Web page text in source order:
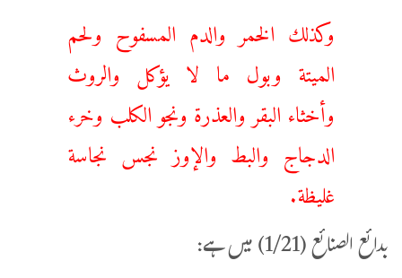
‌وكذلك ‌الخمر ‌والدم ‌المسفوح ولحم
الميتة وبول ما لا يؤكل والروث
وأخثاء البقر والعذرة ونجو الكلب وخرء
الدجاج والبط والإوز نجس نجاسة
غليظة.
بدائع الصنائع (1/21) میں ہے: